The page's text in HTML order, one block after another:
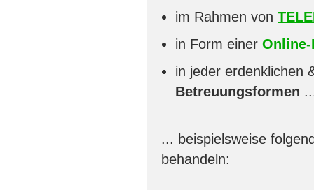
im Rahmen von
in Form einer
in jeder erdenklichen
Betreuungsformen
... beispielsweise
behandeln: